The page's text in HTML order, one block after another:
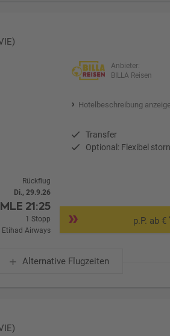
Anbieter:
BILLA Reisen
Hotelbeschreibung
Transfer
Optional: Flexibel
Rückflug
Di., 29.9.26
MLE 21:25
1 Stopp
Etihad Airways
p.P. ab €
Alternative Flugzeiten